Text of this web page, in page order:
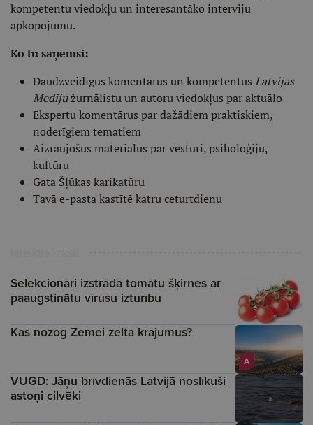
kompetentu viedokļu un interesantāko interviju
apkopojumu.
Ko tu saņemsi:
Daudzveidīgus komentārus un kompetentus Latvijas
Medijužurnālistu un autoru viedokļus par aktuālo
Ekspertu komentārus par dažādiem praktiskiem,
noderīgiem tematiem
Aizraujošus materiālus par vēsturi, psiholoģiju,
kultūru
Gata Šļūkas karikatūru
Tavā e-pasta kastītē katru ceturtdienu
Selekcionāri izstrādā tomātu šķirnes ar
paaugstinātu vīrusu izturību
A
Kas nozog Zemei zelta krājumus?
VUGD: Jāņu brīvdienās Latvijā noslīkuši
astoņi cilvēki